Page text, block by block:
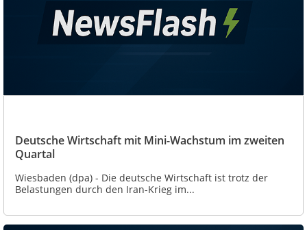
Deutsche Wirtschaft mit Mini-Wachstum im zweiten
Quartal
Wiesbaden (dpa) - Die deutsche Wirtschaft ist trotz der
Belastungen durch den Iran-Krieg im...